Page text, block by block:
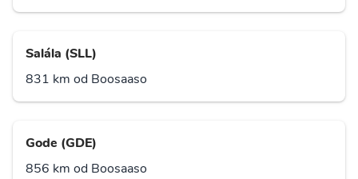
Salála (SLL)
831 km od Boosaaso
Gode (GDE)
856 km od Boosaaso